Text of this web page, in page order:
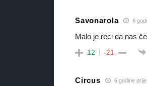
Savonarola 6
Malo je reci da nas
12 -21
Circus 6 godine prije